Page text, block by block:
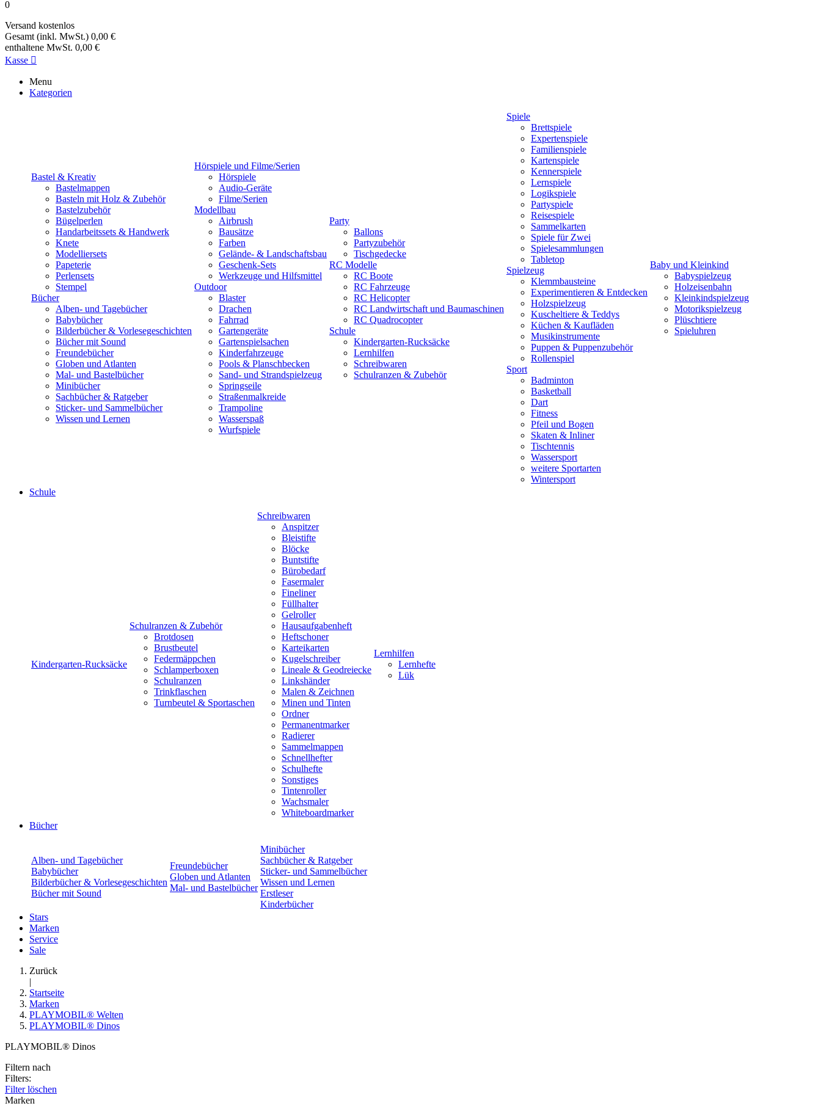
0
Versand kostenlos
Gesamt (inkl. MwSt.) 0,00 €
enthaltene MwSt. 0,00 €
Kasse 
Menu
Kategorien
Bastel & Kreativ
Bastelmappen
Basteln mit Holz & Zubehör
Bastelzubehör
Bügelperlen
Handarbeitssets & Handwerk
Knete
Modelliersets
Papeterie
Perlensets
Stempel
Bücher
Alben- und Tagebücher
Babybücher
Bilderbücher & Vorlesegeschichten
Bücher mit Sound
Freundebücher
Globen und Atlanten
Mal- und Bastelbücher
Minibücher
Sachbücher & Ratgeber
Sticker- und Sammelbücher
Wissen und Lernen
Hörspiele und Filme/Serien
Hörspiele
Audio-Geräte
Filme/Serien
Modellbau
Airbrush
Bausätze
Farben
Gelände- & Landschaftsbau
Geschenk-Sets
Werkzeuge und Hilfsmittel
Outdoor
Blaster
Drachen
Fahrrad
Gartengeräte
Gartenspielsachen
Kinderfahrzeuge
Pools & Planschbecken
Sand- und Strandspielzeug
Springseile
Straßenmalkreide
Trampoline
Wasserspaß
Wurfspiele
Party
Ballons
Partyzubehör
Tischgedecke
RC Modelle
RC Boote
RC Fahrzeuge
RC Helicopter
RC Landwirtschaft und Baumaschinen
RC Quadrocopter
Schule
Kindergarten-Rucksäcke
Lernhilfen
Schreibwaren
Schulranzen & Zubehör
Spiele
Brettspiele
Expertenspiele
Familienspiele
Kartenspiele
Kennerspiele
Lernspiele
Logikspiele
Partyspiele
Reisespiele
Sammelkarten
Spiele für Zwei
Spielesammlungen
Tabletop
Spielzeug
Klemmbausteine
Experimentieren & Entdecken
Holzspielzeug
Kuscheltiere & Teddys
Küchen & Kaufläden
Musikinstrumente
Puppen & Puppenzubehör
Rollenspiel
Sport
Badminton
Basketball
Dart
Fitness
Pfeil und Bogen
Skaten & Inliner
Tischtennis
Wassersport
weitere Sportarten
Wintersport
Baby und Kleinkind
Babyspielzeug
Holzeisenbahn
Kleinkindspielzeug
Motorikspielzeug
Plüschtiere
Spieluhren
Schule
Kindergarten-Rucksäcke
Schulranzen & Zubehör
Brotdosen
Brustbeutel
Federmäppchen
Schlamperboxen
Schulranzen
Trinkflaschen
Turnbeutel & Sportaschen
Schreibwaren
Anspitzer
Bleistifte
Blöcke
Buntstifte
Bürobedarf
Fasermaler
Fineliner
Füllhalter
Gelroller
Hausaufgabenheft
Heftschoner
Karteikarten
Kugelschreiber
Lineale & Geodreiecke
Linkshänder
Malen & Zeichnen
Minen und Tinten
Ordner
Permanentmarker
Radierer
Sammelmappen
Schnellhefter
Schulhefte
Sonstiges
Tintenroller
Wachsmaler
Whiteboardmarker
Lernhilfen
Lernhefte
Lük
Bücher
Alben- und Tagebücher
Babybücher
Bilderbücher & Vorlesegeschichten
Bücher mit Sound
Freundebücher
Globen und Atlanten
Mal- und Bastelbücher
Minibücher
Sachbücher & Ratgeber
Sticker- und Sammelbücher
Wissen und Lernen
Erstleser
Kinderbücher
Stars
Marken
Service
Sale
Zurück
|
Startseite
Marken
PLAYMOBIL® Welten
PLAYMOBIL® Dinos
PLAYMOBIL® Dinos
Filtern nach
Filters:
Filter löschen
Marken